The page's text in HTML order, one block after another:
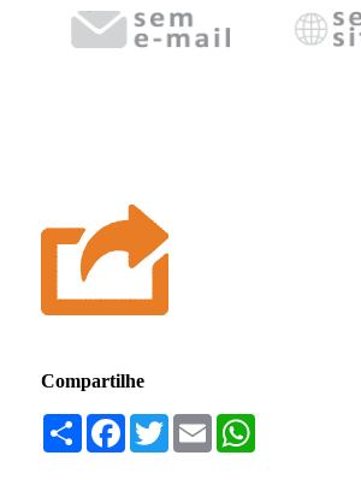
Compartilhe
Compartilhar
Facebook
TwitterEmail